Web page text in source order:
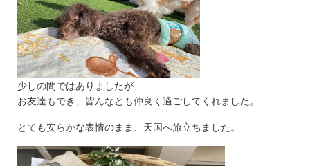
少しの間ではありましたが、
お友達もでき、皆んなとも仲良く過ごしてくれました。
とても安らかな表情のまま、天国へ旅立ちました。